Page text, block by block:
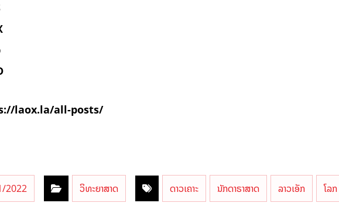
laox.la/all-posts/
2022 ວິທະຍາສາດ ດາວເຄາະ ນັກດາຣາສາດ ລາວເອັກ ໂລກ